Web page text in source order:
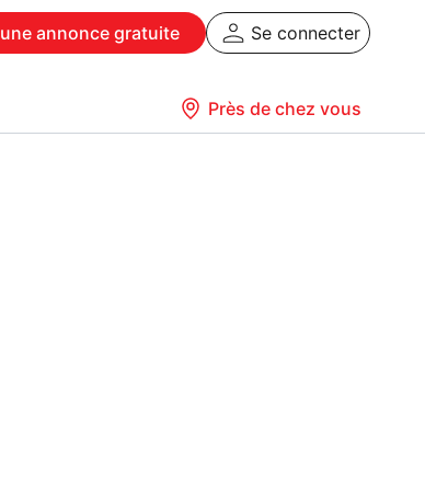
une annonce gratuite Se connecter
Près de chez vous